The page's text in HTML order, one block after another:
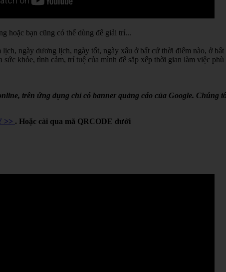
hoặc bạn cũng có thể dùng để giải trí...
ngày dương lịch, ngày tốt, ngày xấu ở bất cứ thời điểm nào, ở bất
khỏe, tình cảm, trí tuệ của mình để sắp xếp thời gian làm việc phù
trên ứng dụng chỉ có banner quảng cáo của Google. Chúng
>> . Hoặc cài qua mã QRCODE dưới